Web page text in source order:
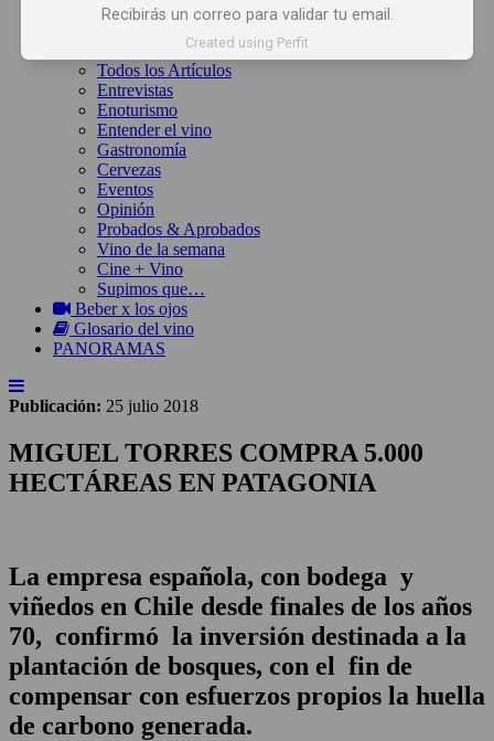
Inicio
Todos los Artículos
Entrevistas
Enoturismo
Entender el vino
Gastronomía
Cervezas
Eventos
Opinión
Probados & Aprobados
Vino de la semana
Cine + Vino
Supimos que…
Beber x los ojos
Glosario del vino
PANORAMAS
Publicación: 25 julio 2018
MIGUEL TORRES COMPRA 5.000
HECTÁREAS EN PATAGONIA
La empresa española, con bodega y
viñedos en Chile desde finales de los años
70, confirmó la inversión destinada a la
plantación de bosques, con el fin de
compensar con esfuerzos propios la huella
de carbono generada.
Recibirás un correo para validar tu email.
Created using Perfit